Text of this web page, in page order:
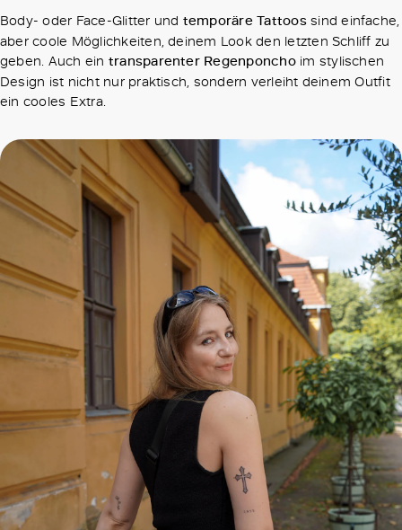
Body- oder Face-Glitter und temporäre Tattoossind einfache,
aber coole Möglichkeiten, deinem Look den letzten Schliff zu
geben. Auch ein transparenter Regenponchoim stylischen
Design ist nicht nur praktisch, sondern verleiht deinem Outfit
ein cooles Extra.